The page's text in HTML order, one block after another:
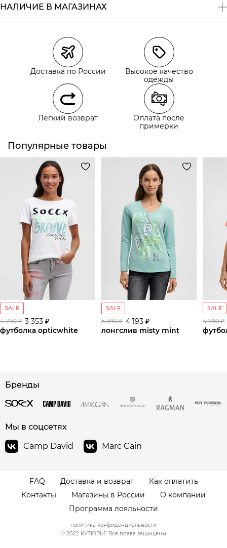
Курьерская доставка СДЭК
Самовывоз из пункта выдачи СДЭК
Самовывоз из наших магазинов
Курьерская доставка СДЭК
Самовывоз из пункта выдачи СДЭК
НАЛИЧИЕ В МАГАЗИНАХ
Доставка по России
Высокое качество
одежды
Легкий возврат
Оплата после
примерки
Популярные товары
SALE
4 790 ₽ 3 353 ₽
футболка opticwhite
SALE
5 990 ₽ 4 193 ₽
лонгслив misty mint
SALE
4 790 ₽
Бренды
Мы в соцсетях
Camp David
Marc Cain
FAQ Доставка и возврат
Как оплатить
Контакты
Магазины в России
О компании
Программа лояльности
© 2022 КУТЮРЬЕ Все права защищены
политика конфиденциальности